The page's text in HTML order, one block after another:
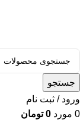
جستجو
ورود / ثبت نام
0 مورد 0 تومان